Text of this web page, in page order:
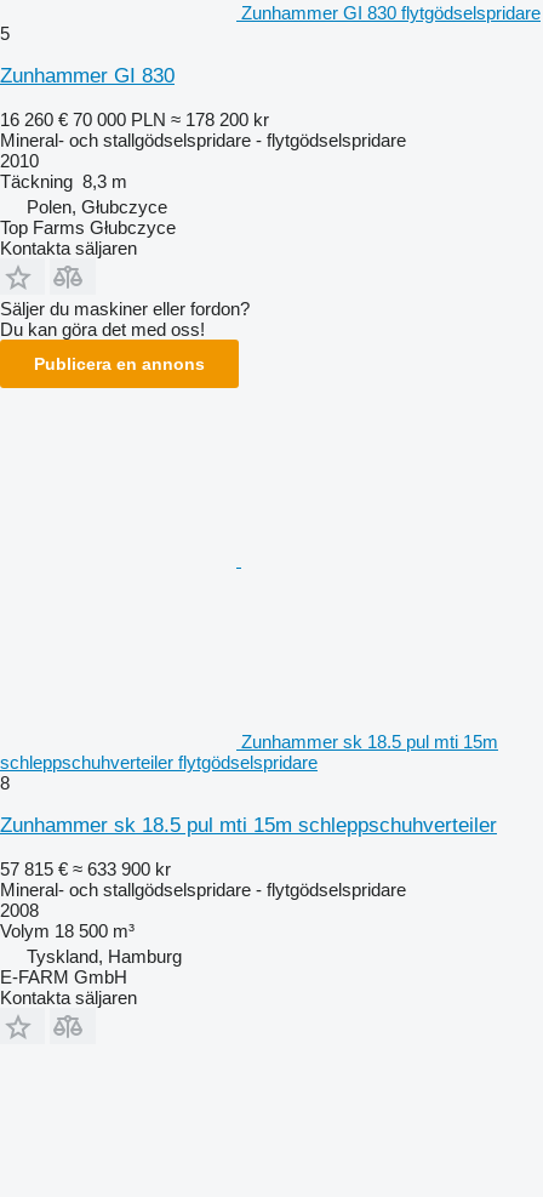
Zunhammer GI 830 flytgödselspridare
5
Zunhammer GI 830
16 260 € 70 000 PLN ≈ 178 200 kr
Mineral- och stallgödselspridare - flytgödselspridare
2010
Täckning 8,3 m
Polen, Głubczyce
Top Farms Głubczyce
Kontakta säljaren
Säljer du maskiner eller fordon?
Du kan göra det med oss!
Publicera en annons
Zunhammer sk 18.5 pul mti 15m
schleppschuhverteiler flytgödselspridare
8
Zunhammer sk 18.5 pul mti 15m schleppschuhverteiler
57 815 € ≈ 633 900 kr
Mineral- och stallgödselspridare - flytgödselspridare
2008
Volym 18 500 m³
Tyskland, Hamburg
E-FARM GmbH
Kontakta säljaren